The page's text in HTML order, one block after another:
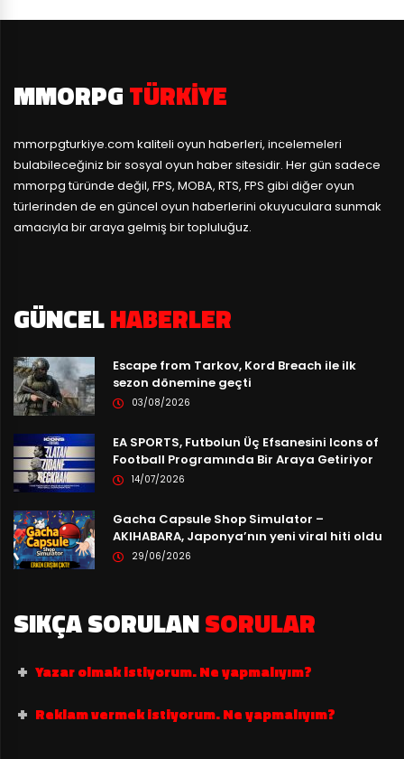
MMORPGTÜRKIYE
mmorpgturkiye.com kaliteli oyun haberleri, incelemeleri
bulabileceğiniz bir sosyal oyun haber sitesidir. Her gün sadece
mmorpg türünde değil, FPS, MOBA, RTS, FPS gibi diğer oyun
türlerinden de en güncel oyun haberlerini okuyuculara sunmak
amacıyla bir araya gelmiş bir topluluğuz.
GÜNCELHABERLER
Escape from Tarkov, Kord Breach ile ilk
sezon dönemine geçti
03/08/2026
EA SPORTS, Futbolun Üç Efsanesini Icons of
Football Programında Bir Araya Getiriyor
14/07/2026
Gacha Capsule Shop Simulator –
AKIHABARA, Japonya’nın yeni viral hiti oldu
29/06/2026
SIKÇA SORULANSORULAR
Yazar olmak istiyorum. Ne yapmalıyım?
Reklam vermek istiyorum. Ne yapmalıyım?